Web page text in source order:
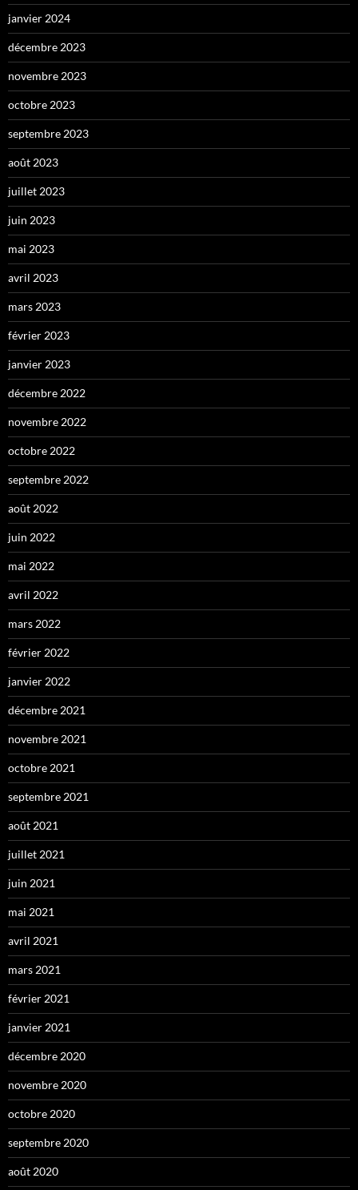
janvier 2024
décembre 2023
novembre 2023
octobre 2023
septembre 2023
août 2023
juillet 2023
juin 2023
mai 2023
avril 2023
mars 2023
février 2023
janvier 2023
décembre 2022
novembre 2022
octobre 2022
septembre 2022
août 2022
juin 2022
mai 2022
avril 2022
mars 2022
février 2022
janvier 2022
décembre 2021
novembre 2021
octobre 2021
septembre 2021
août 2021
juillet 2021
juin 2021
mai 2021
avril 2021
mars 2021
février 2021
janvier 2021
décembre 2020
novembre 2020
octobre 2020
septembre 2020
août 2020